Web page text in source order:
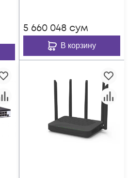
5 660 048 сум
В корзину